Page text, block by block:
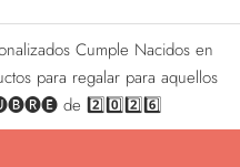
Cumple Nacidos en
para regalar para aquellos
de 2️⃣0️⃣2️⃣6️⃣